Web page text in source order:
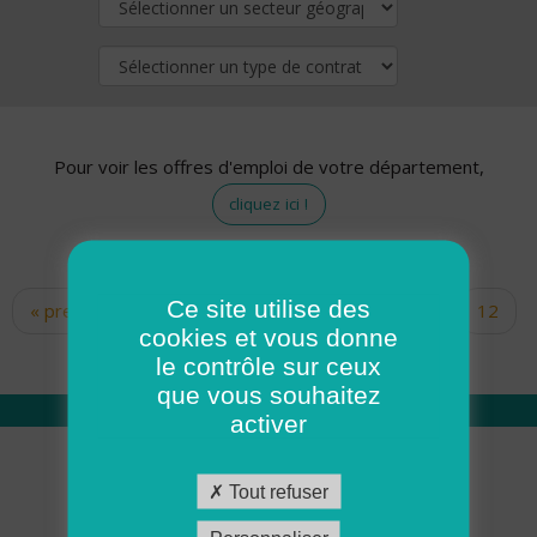
Pour voir les offres d'emploi de votre département,
cliquez ici !
Pages
« premier ‹ précédent … 10
12
14 15 16 17
Qui sommes nous
Académie ADMR
Ce site utilise des
cookies et vous donne
le contrôle sur ceux
que vous souhaitez
activer
Tout refuser